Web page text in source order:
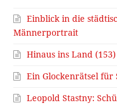
Einblick in die
Männerportrait
Hinaus ins Land (153)
Ein Glockenrätsel für
Leopold Stastny: